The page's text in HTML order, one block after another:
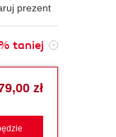
prezent
taniej
zł